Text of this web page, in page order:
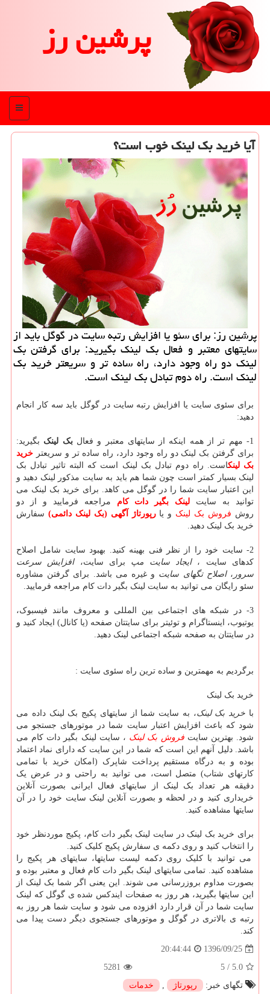
پرشین رز
منو
آیا خرید بك لینك خوب است؟
پرشین رز: برای سئو یا افزایش رتبه سایت در گوگل باید از
سایتهای معتبر و فعال بك لینك بگیرید: برای گرفتن بك
لینك دو راه وجود دارد، راه ساده تر و سریعتر خرید بك
لینك است. راه دوم تبادل بك لینك است.
برای سئوی سایت یا افزایش رتبه سایت در گوگل باید سه کار انجام
دهید:
1- مهم تر از همه اینکه از سایتهای معتبر و فعال بک لینک بگیرید:
برای گرفتن بک لینک دو راه وجود دارد، راه ساده تر و سریعتر خرید
بک لینکاست. راه دوم تبادل بک لینک است که البته تاثیر تبادل بک
لینک بسیار کمتر است چون شما هم باید به سایت مذکور لینک دهید و
این اعتبار سایت شما را در گوگل می کاهد. برای خرید بک لینک می
توانید به سایت لینک بگیر دات کام مراجعه فرمایید و از دو
روش فروش بک لینک و یارپورتاژ آگهی (بک لینک دائمی) سفارش
خرید بک لینک دهید.
2- سایت خود را از نظر فنی بهینه کنید. بهبود سایت شامل اصلاح
کدهای سایت ،ایجاد سایت مپ برای سایت،افزایش سرعت
سرور ،اصلاح تگهای سایت و غیره می باشد. برای گرفتن مشاوره
سئو رایگان می توانید به سایت لینک بگیر دات کام مراجعه فرمایید.
3- در شبکه های اجتماعی بین المللی و معروف مانند فیسبوک،
یوتیوب، اینستاگرام و توئیتر برای سایتتان صفحه (یا کانال) ایجاد کنید و
در سایتتان به صفحه شبکه اجتماعی لینک دهید.
برگردیم به مهمترین و ساده ترین راه سئوی سایت :
خرید بک لینک
با خرید بک لینک، به سایت شما از سایتهای پکیج بک لینک داده می
شود که باعث افزایش اعتبار سایت شما در موتورهای جستجو می
شود. بهترین سایتفروش بک لینک ، سایت لینک بگیر دات کام می
باشد. دلیل آنهم این است که شما در این سایت که دارای نماد اعتماد
بوده و به درگاه مستقیم پرداخت شاپرک (امکان خرید با تمامی
کارتهای شتاب) متصل است، می توانید به راحتی و در عرض یک
دقیقه هر تعداد بک لینک از سایتهای فعال ایرانی بصورت آنلاین
خریداری کنید و در لحظه و بصورت آنلاین لینک سایت خود را در آن
سایتها مشاهده کنید.
برای خرید بک لینک در سایت لینک بگیر دات کام، پکیج موردنظر خود
را انتخاب کنید و روی دکمه ی سفارش پکیج کلیک کنید.
می توانید با کلیک روی دکمه لیست سایتها، سایتهای هر پکیج را
مشاهده کنید. تمامی سایتهای لینک بگیر دات کام فعال و معتبر بوده و
بصورت مداوم بروزرسانی می شوند. این یعنی اگر شما بک لینک از
این سایتها بگیرید، هر روز به صفحات ایندکس شده ی گوگل که لینک
سایت شما در آن قرار دارد افزوده می شود و سایت شما هر روز به
رتبه ی بالاتری در گوگل و موتورهای جستجوی دیگر دست پیدا می
کند.
1396/09/25
20:44:44
5.0
/
5
5281
تگهای خبر:
رپورتاژ , خدمات